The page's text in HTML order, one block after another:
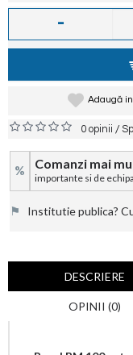
-
Adaugă
0 opinii /
% Comanzi mai
importante si de
⚑ Institutie publica?
DESCRIERE
OPINII (0)